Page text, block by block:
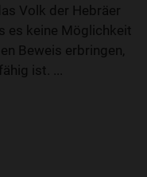
Volk der Hebräer
es keine Möglichkeit
Beweis erbringen,
ist. ...